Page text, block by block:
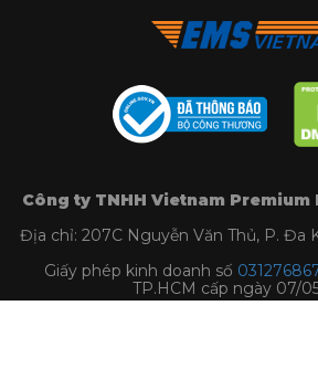
Công ty TNHH Vietnam
Địa chỉ: 207C Nguyễn Văn Thủ, P. Đa
Giấy phép kinh doanh số
TP.HCM cấp ngày 07/